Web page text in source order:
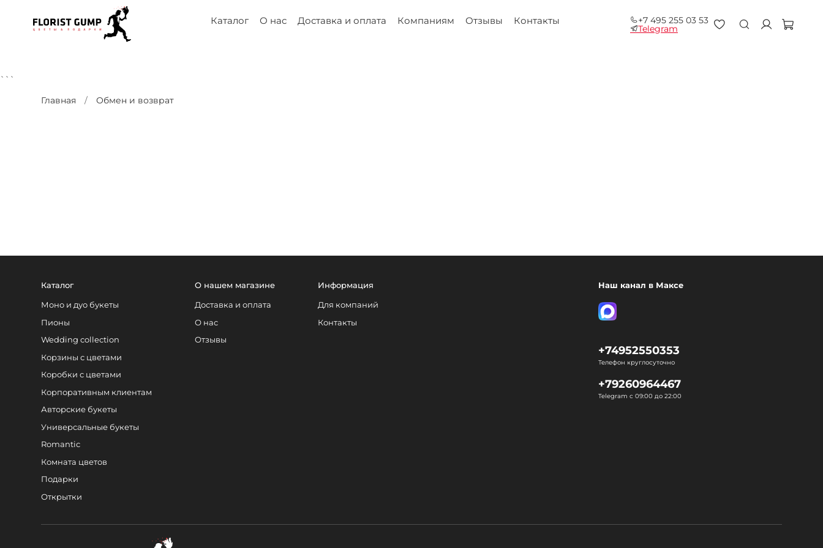
Каталог О нас Доставка и оплата Компаниям Отзывы Контакты +7 495 255 03 53
Telegram
```
Главная
Обмен и возврат
Каталог
Моно и дуо букеты
Пионы
Wedding collection
Корзины с цветами
Коробки с цветами
Корпоративным клиентам
Авторские букеты
Универсальные букеты
Romantic
Комната цветов
Подарки
Открытки
О нашем магазине
Доставка и оплата
О нас
Отзывы
Информация
Для компаний
Контакты
Наш канал в Максе
+74952550353
Телефон круглосуточно
+79260964467
Telegram с 09:00 до 22:00